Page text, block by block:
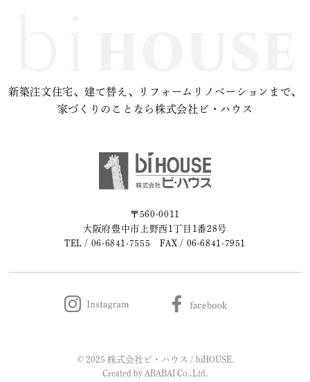
2023年08月 (2)
2023年04月 (2)
2023年03月 (3)
2023年02月 (2)
新築注文住宅、建て替え、リフォームリノベーションまで、
家づくりのことなら株式会社ビ・ハウス
〒560-0011
大阪府豊中市上野西1丁目1番28号
TEL / 06-6841-7555 FAX / 06-6841-7951
© 2025 株式会社ビ・ハウス / biHOUSE.
Created by ABABAI Co.,Ltd.